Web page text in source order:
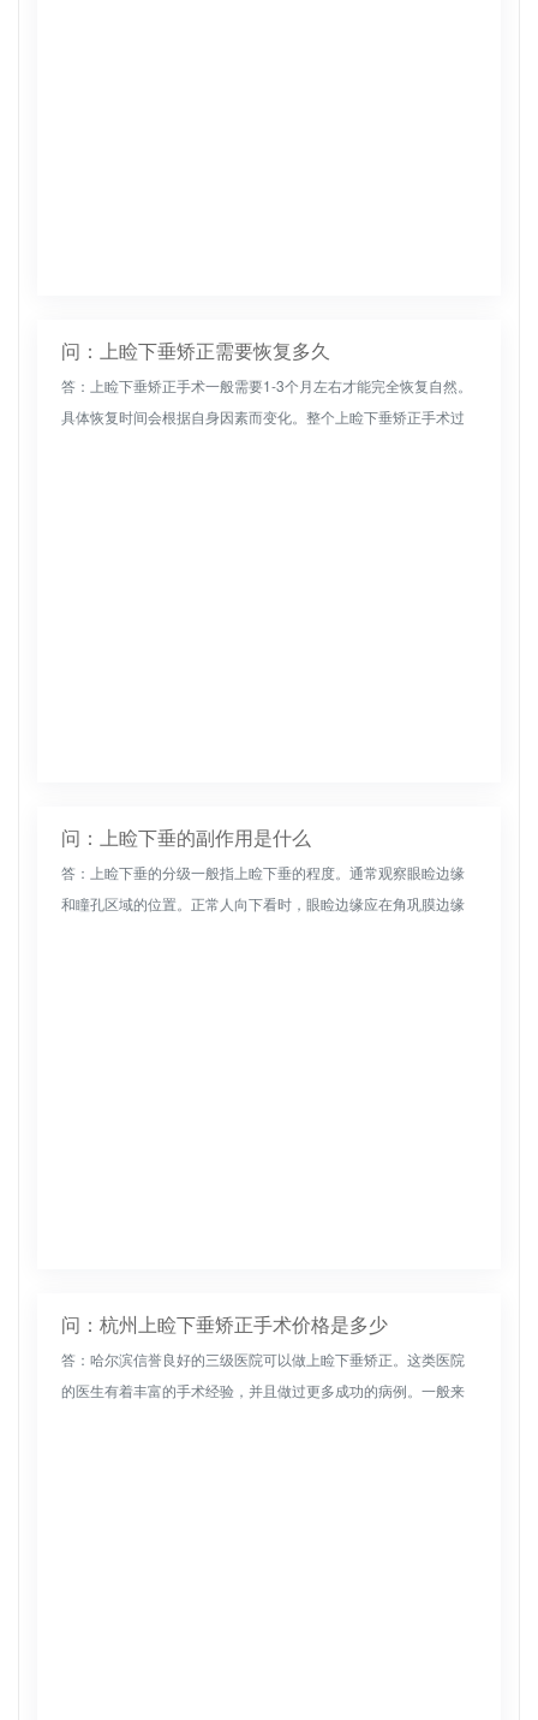
问：上睑下垂矫正需要恢复多久
答：上睑下垂矫正手术一般需要1-3个月左右才能完全恢复自然。
具体恢复时间会根据自身因素而变化。整个上睑下垂矫正手术过
问：上睑下垂的副作用是什么
答：上睑下垂的分级一般指上睑下垂的程度。通常观察眼睑边缘
和瞳孔区域的位置。正常人向下看时，眼睑边缘应在角巩膜边缘
问：杭州上睑下垂矫正手术价格是多少
答：哈尔滨信誉良好的三级医院可以做上睑下垂矫正。这类医院
的医生有着丰富的手术经验，并且做过更多成功的病例。一般来